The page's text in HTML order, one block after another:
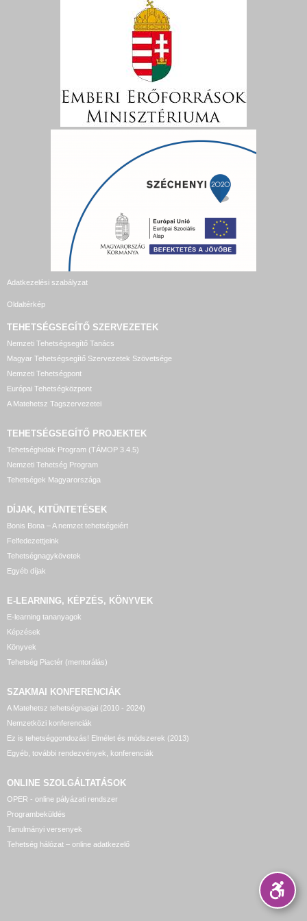
Adatkezelési szabályzat
Oldaltérkép
TEHETSÉGSEGÍTŐ SZERVEZETEK
Nemzeti Tehetségsegítő Tanács
Magyar Tehetségsegítő Szervezetek Szövetsége
Nemzeti Tehetségpont
Európai Tehetségközpont
A Matehetsz Tagszervezetei
TEHETSÉGSEGÍTŐ PROJEKTEK
Tehetséghidak Program (TÁMOP 3.4.5)
Nemzeti Tehetség Program
Tehetségek Magyarországa
DÍJAK, KITÜNTETÉSEK
Bonis Bona – A nemzet tehetségeiért
Felfedezettjeink
Tehetségnagykövetek
Egyéb díjak
E-LEARNING, KÉPZÉS, KÖNYVEK
E-learning tananyagok
Képzések
Könyvek
Tehetség Piactér (mentorálás)
SZAKMAI KONFERENCIÁK
A Matehetsz tehetségnapjai (2010 - 2024)
Nemzetközi konferenciák
Ez is tehetséggondozás! Elmélet és módszerek (2013)
Egyéb, további rendezvények, konferenciák
ONLINE SZOLGÁLTATÁSOK
OPER - online pályázati rendszer
Programbeküldés
Tanulmányi versenyek
Tehetség hálózat – online adatkezelő